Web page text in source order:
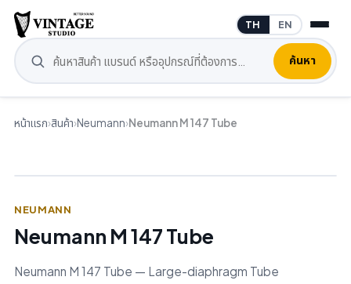
ค้นหา
TH EN
หน้าแรก›สินค้า›Neumann›Neumann M 147 Tube
NEUMANN
Neumann M 147 Tube
Neumann M 147 Tube — Large-diaphragm Tube